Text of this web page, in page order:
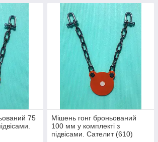
75
Мішень гонг броньований
100 мм у комплекті з
підвісами. Сателит (610)